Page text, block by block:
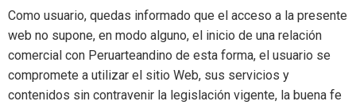
Como usuario, quedas informado que el acceso a la presente
web no supone, en modo alguno, el inicio de una relación
comercial con Peruarteandino de esta forma, el usuario se
compromete a utilizar el sitio Web, sus servicios y
contenidos sin contravenir la legislación vigente, la buena fe